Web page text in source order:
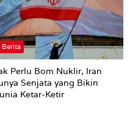
Berita
Perlu Bom Nuklir, Iran
Senjata yang Bikin
Ketar-Ketir